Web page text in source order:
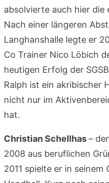
absolvierte auch hier die
Nach einer längeren
Langhanshalle legte er
Co Trainer Nico Löbich
heutigen Erfolg der
Ralph ist ein akribischer
nicht nur im
hat.
Christian Schellhas–
2008 aus beruflichen
2011 spielte er in